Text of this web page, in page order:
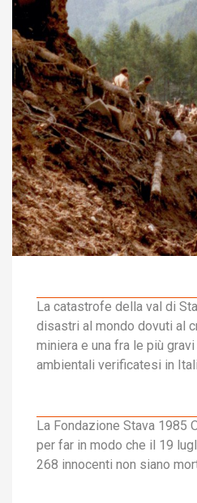
La catastrofe della val di
disastri al mondo dovuti al
miniera e una fra le più
ambientali verificatesi in
La Fondazione Stava 1985
per far in modo che il 19
268 innocenti non siano